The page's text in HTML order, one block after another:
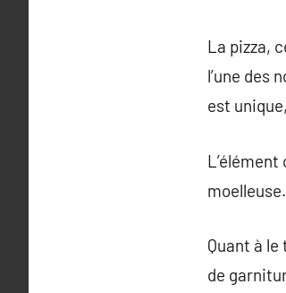
La pizza,
l’une des
est
Quant à
de